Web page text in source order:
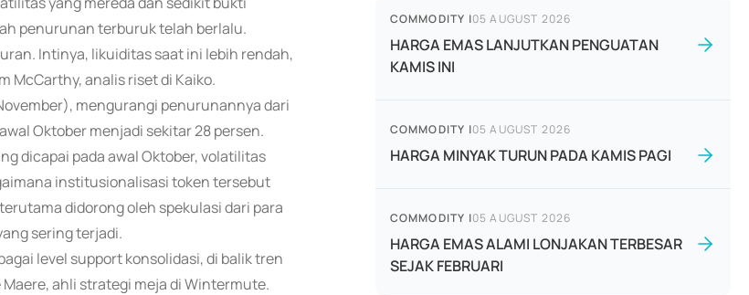
penurunan terburuk telah berlalu.
Intinya, likuiditas saat ini lebih rendah,
McCarthy, analis riset di Kaiko.
mengurangi penurunannya dari
Oktober menjadi sekitar 28 persen.
dicapai pada awal Oktober, volatilitas
institusionalisasi token tersebut
didorong oleh spekulasi dari para
sering terjadi.
level support konsolidasi, di balik tren
ahli strategi meja di Wintermute.
COMMODITY |05 AUGUST 2026
HARGA EMAS LANJUTKAN PENGUATAN
KAMIS INI
COMMODITY |05 AUGUST 2026
HARGA MINYAK TURUN PADA KAMIS PAGI
COMMODITY |05 AUGUST 2026
HARGA EMAS ALAMI LONJAKAN TERBESAR
SEJAK FEBRUARI